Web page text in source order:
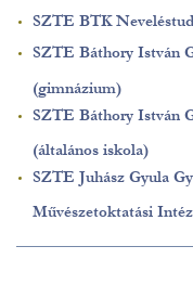
SZTE BTK
SZTE Báthory István
(gimnázium)
SZTE Báthory István
(általános iskola)
SZTE Juhász Gyula
Művészetoktatási